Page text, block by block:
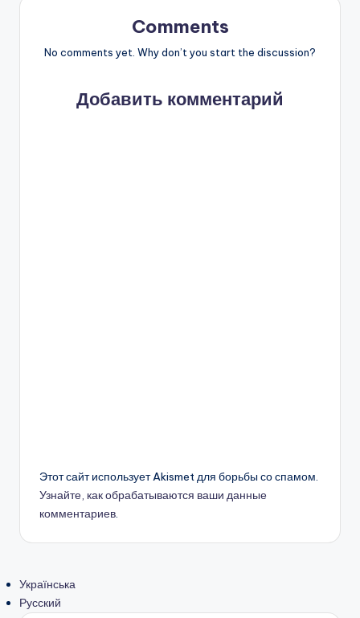
Comments
No comments yet. Why don’t you start the discussion?
Добавить комментарий
Этот сайт использует Akismet для борьбы со спамом.
Узнайте, как обрабатываются ваши данные
комментариев.
Українська
Русский